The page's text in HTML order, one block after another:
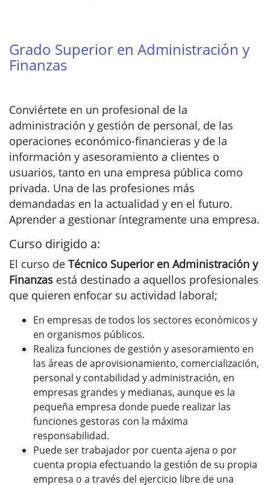
Grado Superior en Administración y
Finanzas
Conviértete en un profesional de la
administración y gestión de personal, de las
operaciones económico-financieras y de la
información y asesoramiento a clientes o
usuarios, tanto en una empresa pública como
privada. Una de las profesiones más
demandadas en la actualidad y en el futuro.
Aprender a gestionar íntegramente una empresa.
Curso dirigido a:
El curso de Técnico Superior en Administración y
Finanzas está destinado a aquellos profesionales
que quieren enfocar su actividad laboral;
En empresas de todos los sectores económicos y
en organismos públicos.
Realiza funciones de gestión y asesoramiento en
las áreas de aprovisionamiento, comercialización,
personal y contabilidad y administración, en
empresas grandes y medianas, aunque es la
pequeña empresa donde puede realizar las
funciones gestoras con la máxima
responsabilidad.
Puede ser trabajador por cuenta ajena o por
cuenta propia efectuando la gestión de su propia
empresa o a través del ejercicio libre de una